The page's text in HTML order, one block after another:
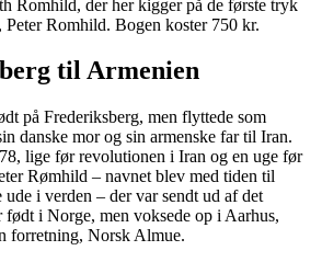
Romhild, der her kigger på de første tryk
Peter Romhild. Bogen koster 750 kr.
til Armenien
på Frederiksberg, men flyttede som
danske mor og sin armenske far til Iran.
lige før revolutionen i Iran og en uge før
Rømhild – navnet blev med tiden til
i verden – der var sendt ud af det
i Norge, men voksede op i Aarhus,
forretning, Norsk Almue.